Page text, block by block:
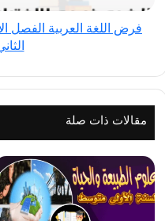
متوسط
نموذج
6
فرض اللغة العربية الفصل
مقالات ذات صلة